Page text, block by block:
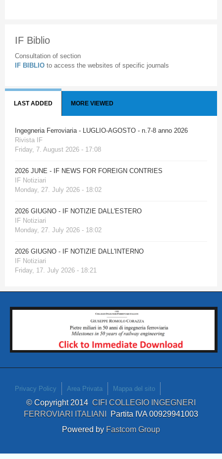
IF Biblio
Consultation of section
IF BIBLIO to access the websites of specific journals
LAST ADDED MORE VIEWED
Ingegneria Ferroviaria - LUGLIO-AGOSTO - n.7-8 anno 2026
Rivista IF
Friday, 7. August 2026 - 17:08
2026 JUNE - IF NEWS FOR FOREIGN CONTRIES
IF Notiziari
Monday, 27. July 2026 - 18:02
2026 GIUGNO - IF NOTIZIE DALL'ESTERO
IF Notiziari
Monday, 27. July 2026 - 18:02
2026 GIUGNO - IF NOTIZIE DALL'INTERNO
IF Notiziari
Friday, 17. July 2026 - 18:21
Privacy Policy Area Privata Mappa del sito
© Copyright 2014 CIFI COLLEGIO INGEGNERI
FERROVIARI ITALIANI Partita IVA 00929941003
Powered by Fastcom Group